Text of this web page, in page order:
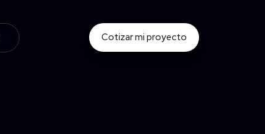
Cotizar mi proyecto